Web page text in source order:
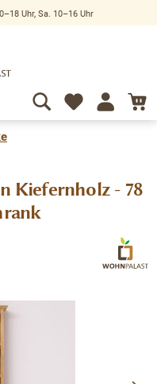
Uhr, Sa. 10–16 Uhr
Kiefernholz - 78